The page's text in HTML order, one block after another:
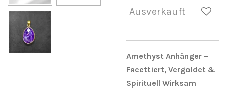
Ausverkauft
Amethyst Anhänger –
Facettiert, Vergoldet &
Spirituell Wirksam